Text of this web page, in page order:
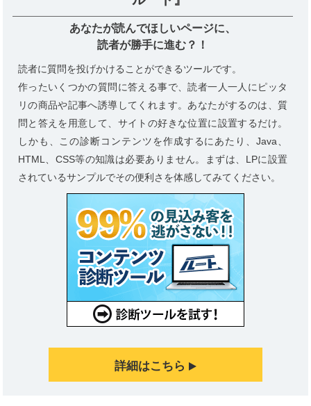
あなたが読んでほしいページに、
読者が勝手に進む？！
読者に質問を投げかけることができるツールです。
作ったいくつかの質問に答える事で、読者一人一人にピッタ
リの商品や記事へ誘導してくれます。あなたがするのは、質
問と答えを用意して、サイトの好きな位置に設置するだけ。
しかも、この診断コンテンツを作成するにあたり、Java、
HTML、CSS等の知識は必要ありません。まずは、LPに設置
されているサンプルでその便利さを体感してみてください。
詳細はこちら